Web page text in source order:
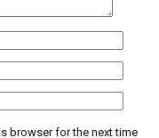
browser for the next time